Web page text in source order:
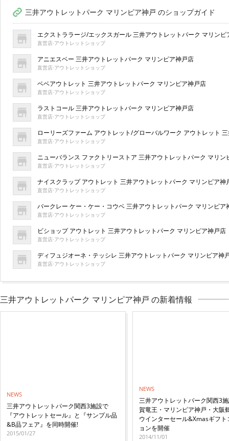
三井アウトレットパーク マリンピア神戸 のショップガイド
エクストララージ/エックスガール 三井アウトレットパーク マリンピ
直営店·アウトレットショップ
アニエスベー 三井アウトレットパーク マリンピア神戸店
直営店·アウトレットショップ
ベベアウトレット 三井アウトレットパーク マリンピア神戸店
直営店·アウトレットショップ
ラストコール 三井アウトレットパーク マリンピア神戸店
直営店·アウトレットショップ
ローリーズファーム アウトレット/グローバルワーク アウトレット
直営店·アウトレットショップ
ニューバランス ファクトリーストア 三井アウトレットパーク マリン
直営店·アウトレットショップ
ナイスクラップ アウトレット 三井アウトレットパーク マリンピア神
直営店·アウトレットショップ
バークレー ケー・ケー・コウベ 三井アウトレットパーク マリンピア
直営店·アウトレットショップ
ビショップ アウトレット 三井アウトレットパーク マリンピア神戸店
直営店·アウトレットショップ
ディフュジオーネ・テッシレ 三井アウトレットパーク マリンピア神
直営店·アウトレットショップ
三井アウトレットパーク マリンピア神戸 の新着情報
NEWS
三井アウトレットパーク関西3施設で
『アウトレットセール』と『サンプル品
&B品フェア』を同時開催!
2015/01/27
NEWS
三井アウトレットパーク関西3
賀竜王・マリンピア神戸・大阪
ウインターセール&Xmasギフト
ョンを開催
2014/11/01